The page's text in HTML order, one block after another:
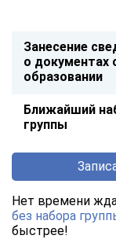
Занесение
о документах
образовании
Ближайший
группы
Нет времени
без набора
быстрее!